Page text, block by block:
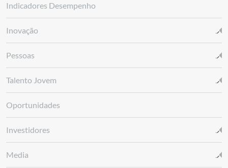
Indicadores Desempenho
Inovação
Pessoas
Talento Jovem
Oportunidades
Investidores
Media